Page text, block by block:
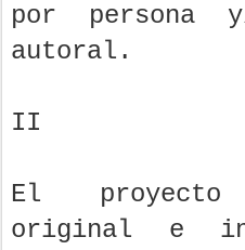
por persona
autoral.
II
El
original e